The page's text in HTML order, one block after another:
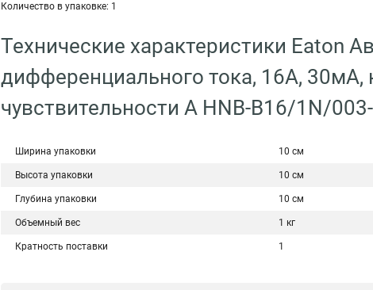
Количество в упаковке: 1
Технические характеристики Eaton
дифференциального тока, 16A,
чувствительности A HNB-B16/1N/
Ширина упаковки 10 см
Высота упаковки 10 см
Глубина упаковки 10 см
Объемный вес 1 кг
Кратность поставки 1